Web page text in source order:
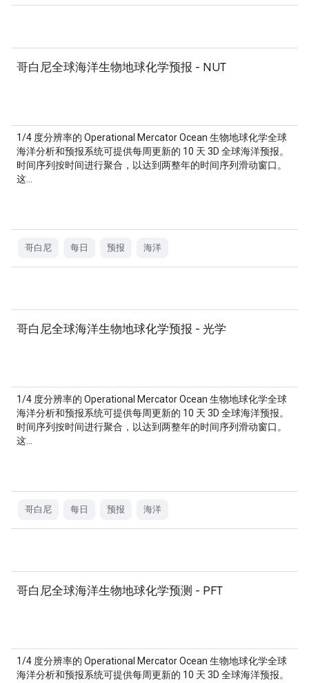
哥白尼全球海洋生物地球化学预报 - NUT
1/4 度分辨率的 Operational Mercator Ocean 生物地球化学全球
海洋分析和预报系统可提供每周更新的 10 天 3D 全球海洋预报。
时间序列按时间进行聚合，以达到两整年的时间序列滑动窗口。
这…
哥白尼 每日 预报 海洋
哥白尼全球海洋生物地球化学预报 - 光学
1/4 度分辨率的 Operational Mercator Ocean 生物地球化学全球
海洋分析和预报系统可提供每周更新的 10 天 3D 全球海洋预报。
时间序列按时间进行聚合，以达到两整年的时间序列滑动窗口。
这…
哥白尼 每日 预报 海洋
哥白尼全球海洋生物地球化学预测 - PFT
1/4 度分辨率的 Operational Mercator Ocean 生物地球化学全球
海洋分析和预报系统可提供每周更新的 10 天 3D 全球海洋预报。